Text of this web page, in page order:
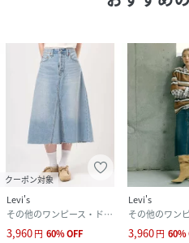
クーポン対象
Levi's
その他のワンピース・ドレス
3,960円 60%OFF
Levi's
3,960円 60%